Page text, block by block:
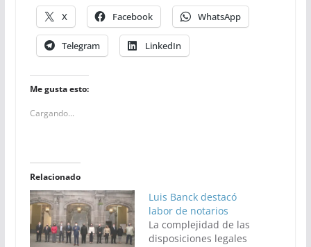
X Facebook WhatsApp
Telegram LinkedIn
Me gusta esto:
Cargando...
Relacionado
Luis Banck destacó
labor de notarios
La complejidad de las
disposiciones legales